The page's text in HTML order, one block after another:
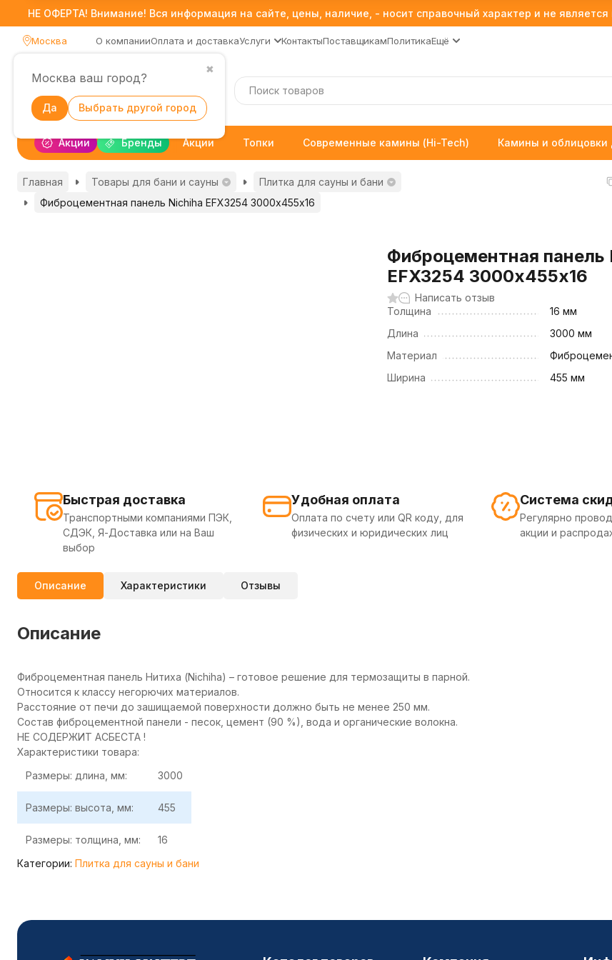
НЕ ОФЕРТА! Внимание! Вся информация на сайте, цены, наличие, - носит справочный характер и не
Москва
✖
Москва ваш город?
Да Выбрать другой город
О компанииОплата и доставкаУслуги КонтактыПоставщикамПолитикаЕщё
Акции Бренды Акции Топки Современные камины (Hi-Tech) Камины и облицовки
Главная Товары для бани и сауны
Плитка для сауны и бани
Фиброцементная панель Nichiha EFX3254 3000х455х16
Фиброцементная панель
EFX3254 3000х455х16
Написать отзыв
Толщина
16 мм
Длина
3000 мм
Материал
Ширина
455 мм
Быстрая доставка
Транспортными компаниями ПЭК,
СДЭК, Я-Доставка или на Ваш
выбор
Удобная оплата
Оплата по счету или QR коду, для
физических и юридических лиц
Система
Регулярно
акции и
Описание Характеристики Отзывы
Описание
Фиброцементная панель Нитиха (Nichiha) – готовое решение для термозащиты в парной.
Относится к классу негорючих материалов.
Расстояние от печи до зашищаемой поверхности должно быть не менее 250 мм.
Состав фиброцементной панели - песок, цемент (90 %), вода и органические волокна.
НЕ СОДЕРЖИТ АСБЕСТА !
Характеристики товара:
Размеры: длина, мм:
3000
Размеры: высота, мм: 455
Размеры: толщина, мм:
16
Категории: Плитка для сауны и бани